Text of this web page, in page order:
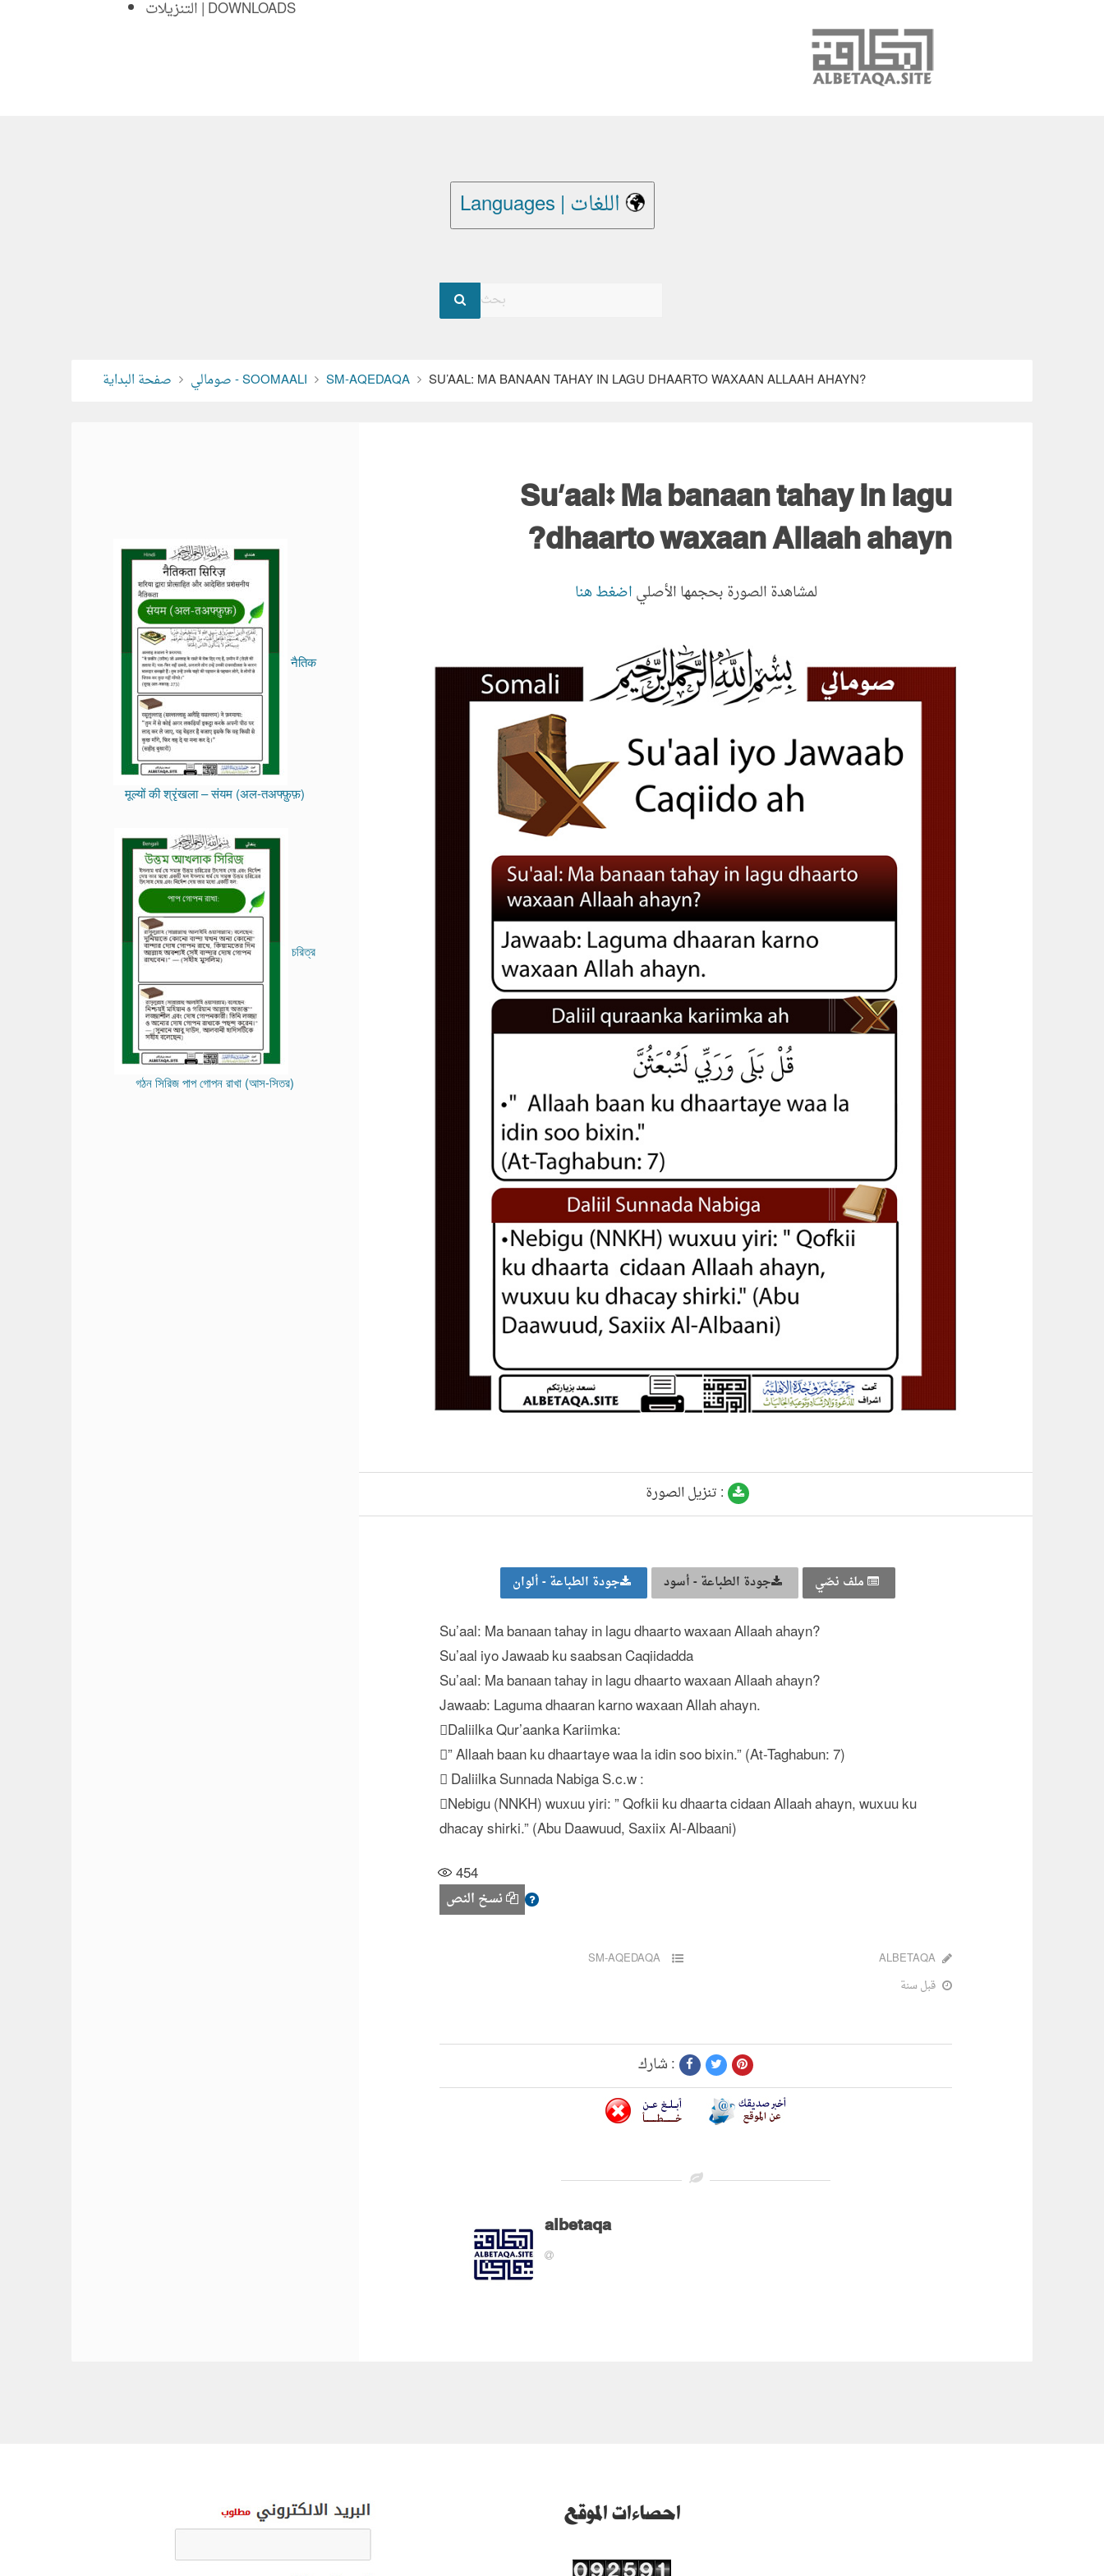
التنزيلات | DOWNLOADS
بحث
صفحة البداية صومالي - SOOMAALI SM-AQEDAQA SU’AAL: MA BANAAN TAHAY IN LAGU DHAARTO WAXAAN ALLAAH AHAYN?
Su’aal: Ma banaan tahay in lagu
dhaarto waxaan Allaah ahayn?
لمشاهدة الصورة بحجمها الأصلياضغط هنا
تنزيل الصورة :
جودة الطباعة - ألوان جودة الطباعة - أسود
Su’aal: Ma banaan tahay in lagu dhaarto waxaan Allaah ahayn?
Su’aal iyo Jawaab ku saabsan Caqiidadda
Su’aal: Ma banaan tahay in lagu dhaarto waxaan Allaah ahayn?
Jawaab: Laguma dhaaran karno waxaan Allah ahayn.
Daliilka Qur’aanka Kariimka:
” Allaah baan ku dhaartaye waa la idin soo bixin.” (At-Taghabun: 7)
 Daliilka Sunnada Nabiga S.c.w :
Nebigu (NNKH) wuxuu yiri: ” Qofkii ku dhaarta cidaan Allaah ahayn, wuxuu ku
dhacay shirki.” (Abu Daawuud, Saxiix Al-Albaani)
454
نسخ النص
ALBETAQA
SM-AQEDAQA
قبل سنة
شارك :
albetaqa
नैतिक
मूल्यों की श्रृंखला – संयम (अल-तअफ्फ़ुफ़)
চরিত্র
গঠন সিরিজ পাপ গোপন রাখা (আস-সিতর)
احصاءات الموقع